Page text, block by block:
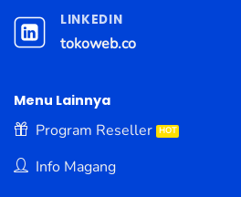
LINKEDIN
tokoweb.co
Menu Lainnya
Program Reseller
Info Magang